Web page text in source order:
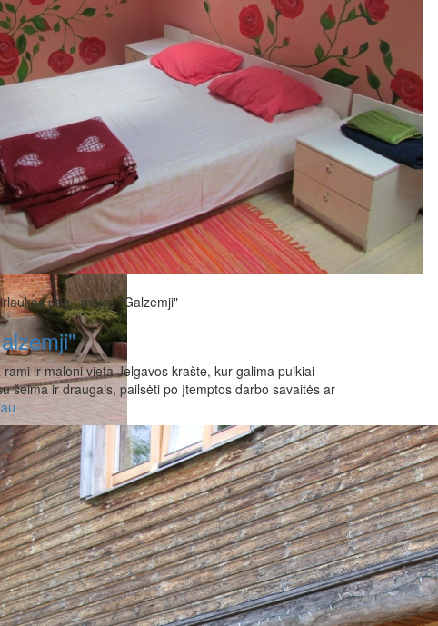
pag., mājas "Galzemji"
ir maloni vieta Jelgavos krašte, kur galima puikiai
šeima ir draugais, pailsėti po įtemptos darbo savaitės ar